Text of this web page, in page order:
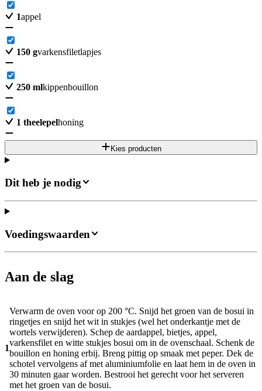
1appel
150 gvarkensfiletlapjes
250 mlkippenbouillon
1 theelepelhoning
Kies producten
Dit heb je nodig
Aan de slag
1
Verwarm de oven voor op 200 °C. Snijd het groen van de bosui in
ringetjes en snijd het wit in stukjes (wel het onderkantje met de
wortels verwijderen). Schep de aardappel, bietjes, appel,
varkensfilet en witte stukjes bosui om in de ovenschaal. Schenk de
bouillon en honing erbij. Breng pittig op smaak met peper. Dek de
schotel vervolgens af met aluminiumfolie en laat hem in de oven in
30 minuten gaar worden. Bestrooi het gerecht voor het serveren
met het groen van de bosui.
Voedingswaarden